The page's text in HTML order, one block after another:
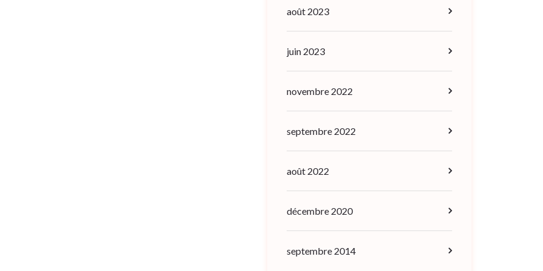
août 2023
juin 2023
novembre 2022
septembre 2022
août 2022
décembre 2020
septembre 2014